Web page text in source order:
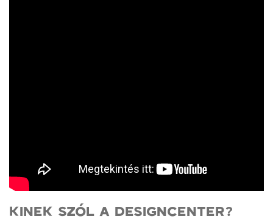
KINEK SZÓL A DESIGNCENTER?